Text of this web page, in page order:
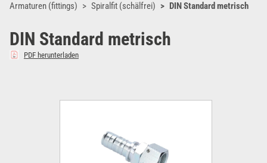
Armaturen (fittings) Spiralfit (schälfrei) DIN Standard metrisch
DIN Standard metrisch
PDF herunterladen